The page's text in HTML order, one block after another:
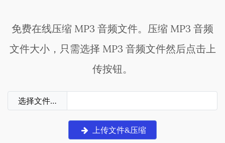
免费在线压缩 MP3 音频文件。压缩 MP3 音频
文件大小，只需选择 MP3 音频文件然后点击上
传按钮。
选择文件…
上传文件&压缩